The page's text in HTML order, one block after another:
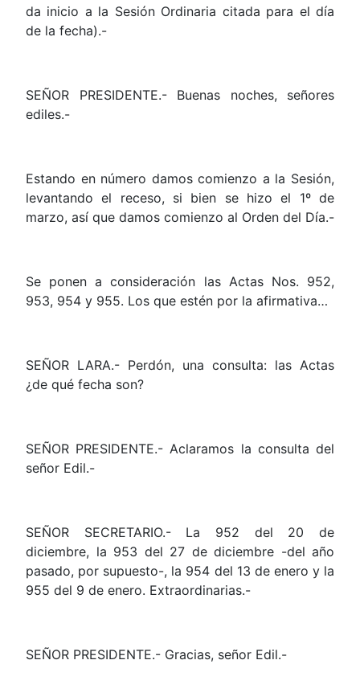
da inicio a la Sesión Ordinaria citada para el día
de la fecha).-
SEÑOR PRESIDENTE.- Buenas noches, señores
ediles.-
Estando en número damos comienzo a la Sesión,
levantando el receso, si bien se hizo el 1º de
marzo, así que damos comienzo al Orden del Día.-
Se ponen a consideración las Actas Nos. 952,
953, 954 y 955. Los que estén por la afirmativa…
SEÑOR LARA.- Perdón, una consulta: las Actas
¿de qué fecha son?
SEÑOR PRESIDENTE.- Aclaramos la consulta del
señor Edil.-
SEÑOR SECRETARIO.- La 952 del 20 de
diciembre, la 953 del 27 de diciembre -del año
pasado, por supuesto-, la 954 del 13 de enero y la
955 del 9 de enero. Extraordinarias.-
SEÑOR PRESIDENTE.- Gracias, señor Edil.-